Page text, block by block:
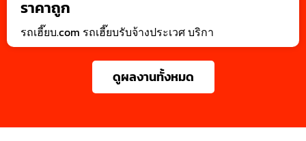
ราคาถูก
รถเฮี๊ยบ.com รถเฮี๊ยบรับจ้างประเวศ บริกา
ดูผลงานทั้งหมด